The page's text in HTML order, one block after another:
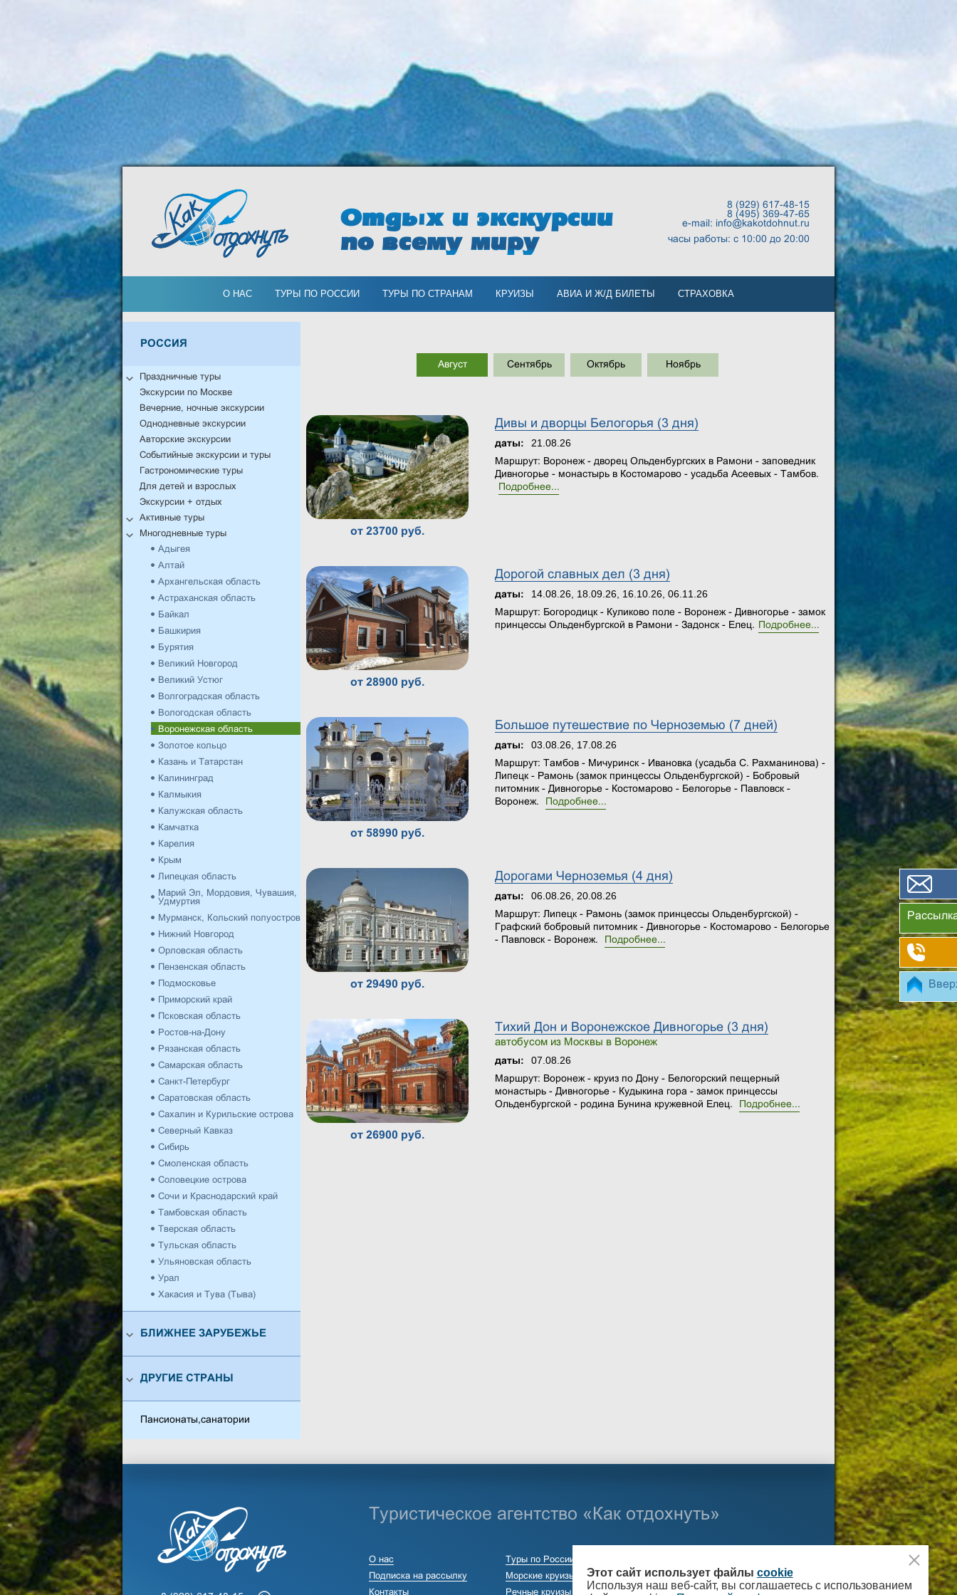
Отдых и экскурсии
по всему миру
8 (929) 617-48-15
8 (495) 369-47-65
e-mail: info@kakotdohnut.ru
часы работы: с 10:00 до 20:00
О НАС ТУРЫ ПО РОССИИ ТУРЫ ПО СТРАНАМ КРУИЗЫ АВИА И Ж/Д БИЛЕТЫ СТРАХОВКА
РОССИЯ
Праздничные туры
Экскурсии по Москве
Вечерние, ночные экскурсии
Однодневные экскурсии
Авторские экскурсии
Событийные экскурсии и туры
Гастрономические туры
Для детей и взрослых
Экскурсии + отдых
Активные туры
Многодневные туры
Адыгея
Алтай
Архангельская область
Астраханская область
Байкал
Башкирия
Бурятия
Великий Новгород
Великий Устюг
Волгоградская область
Вологодская область
Воронежская область
Золотое кольцо
Казань и Татарстан
Калининград
Калмыкия
Калужская область
Камчатка
Карелия
Крым
Липецкая область
Марий Эл, Мордовия, Чувашия,
Удмуртия
Мурманск, Кольский полуостров
Нижний Новгород
Орловская область
Пензенская область
Подмосковье
Приморский край
Псковская область
Ростов-на-Дону
Рязанская область
Самарская область
Санкт-Петербург
Саратовская область
Сахалин и Курильские острова
Северный Кавказ
Сибирь
Смоленская область
Соловецкие острова
Сочи и Краснодарский край
Тамбовская область
Тверская область
Тульская область
Ульяновская область
Урал
Хакасия и Тува (Тыва)
БЛИЖНЕЕ ЗАРУБЕЖЬЕ
ДРУГИЕ СТРАНЫ
Пансионаты,санатории
Август Сентябрь Октябрь Ноябрь
от 23700 руб.
Дивы и дворцы Белогорья (3 дня)
даты: 21.08.26
Маршрут: Воронеж - дворец Ольденбургских в Рамони - заповедник
Дивногорье - монастырь в Костомарово - усадьба Асеевых - Тамбов.
Подробнее...
от 28900 руб.
Дорогой славных дел (3 дня)
даты: 14.08.26, 18.09.26, 16.10.26, 06.11.26
Маршрут: Богородицк - Куликово поле - Воронеж - Дивногорье - замок
принцессы Ольденбургской в Рамони - Задонск - Елец.
Подробнее...
от 58990 руб.
Большое путешествие по Черноземью (7 дней)
даты: 03.08.26, 17.08.26
Маршрут: Тамбов - Мичуринск - Ивановка (усадьба С. Рахманинова) -
Липецк - Рамонь (замок принцессы Ольденбургской) - Бобровый
питомник - Дивногорье - Костомарово - Белогорье - Павловск -
Воронеж.
Подробнее...
от 29490 руб.
Дорогами Черноземья (4 дня)
даты: 06.08.26, 20.08.26
Маршрут: Липецк - Рамонь (замок принцессы Ольденбургской) -
Графский бобровый питомник - Дивногорье - Костомарово - Белогорье
- Павловск - Воронеж.
Подробнее...
от 26900 руб.
Тихий Дон и Воронежское Дивногорье (3 дня)
автобусом из Москвы в Воронеж
даты: 07.08.26
Маршрут: Воронеж - круиз по Дону - Белогорский пещерный
монастырь - Дивногорье - Кудыкина гора - замок принцессы
Ольденбургской - родина Бунина кружевной Елец.
Подробнее...
Туристическое агентство «Как отдохнуть»
О нас
Подписка на рассылку
Контакты
Туры по России
Морские круизы
Речные круизы
ж/д билеты
туристическая страховка
Этот сайт использует файлы cookie
Используя наш веб-сайт, вы соглашаетесь с использованием